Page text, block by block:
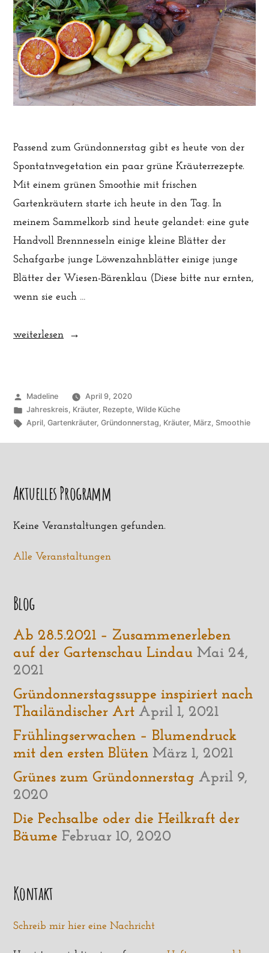
Passend zum Gründonnerstag gibt es heute von der
Spontatnvegetation ein paar grüne Kräuterrezepte.
Mit einem grünen Smoothie mit frischen
Gartenkräutern starte ich heute in den Tag. In
meinem Sammelkorb sind heute gelandet: eine gute
Handvoll Brennnesseln einige kleine Blätter der
Schafgarbe junge Löwenzahnblätter einige junge
Blätter der Wiesen-Bärenklau (Diese bitte nur ernten,
wenn sie euch …
„Grünes
weiterlesen
Veröffentlicht
von
Madeline
April 9, 2020
Veröffentlicht
unter
Jahreskreis, Kräuter, Rezepte,Wilde Küche
Schlagwörter:
April,Gartenkräuter,Gründonnerstag, Kräuter, März, Smoothie
Aktuelles Programm
Keine Veranstaltungen gefunden.
Alle Veranstaltungen
Blog
Ab 28.5.2021 – Zusammenerleben
auf der Gartenschau Lindau Mai 24,
2021
Gründonnerstagssuppe inspiriert nach
Thailändischer Art April 1, 2021
Frühlingserwachen – Blumendruck
mit den ersten Blüten März 1, 2021
Grünes zum Gründonnerstag April 9,
2020
Die Pechsalbe oder die Heilkraft der
Bäume Februar 10, 2020
Kontakt
Schreib mir hier eine Nachricht